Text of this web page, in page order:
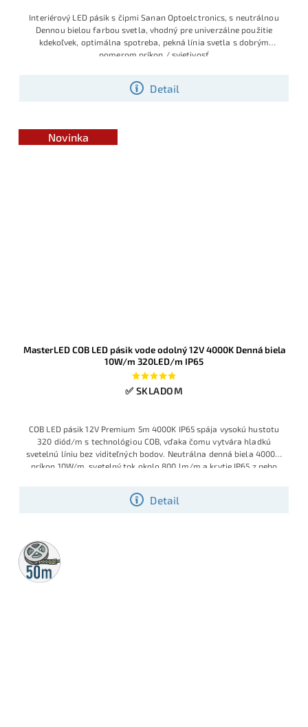
Detail
Interiérový LED pásik s čipmi Sanan Optoelctronics, s neutrálnou
Dennou bielou farbou svetla, vhodný pre univerzálne použitie
kdekoľvek, optimálna spotreba, pekná línia svetla s dobrým
pomerom príkon / svietivosť
Novinka
MasterLED COB LED pásik vode odolný 12V 4000K Denná biela
10W/m 320LED/m IP65
✅ SKLADOM
Detail
COB LED pásik 12V Premium 5m 4000K IP65 spája vysokú hustotu
320 diód/m s technológiou COB, vďaka čomu vytvára hladkú
svetelnú líniu bez viditeľných bodov. Neutrálna denná biela 4000K,
príkon 10W/m, svetelný tok okolo 800 lm/m a krytie IP65 z neho
moderné exteriérové podhľady.
50m
rolka